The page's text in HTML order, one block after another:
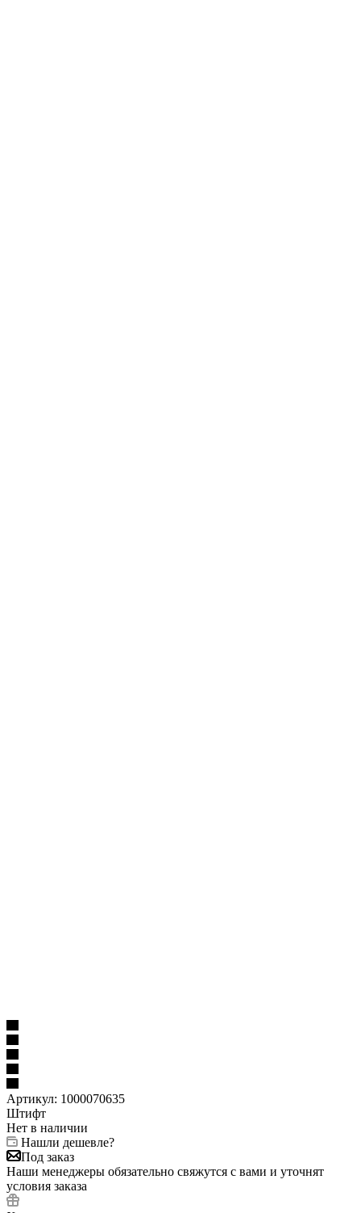
Артикул: 1000070635
Штифт
Нет в наличии
Нашли дешевле?
Под заказ
Наши менеджеры обязательно свяжутся с вами и уточнят
условия заказа